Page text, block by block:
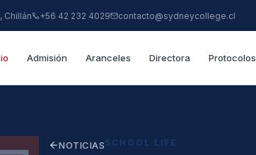
Chillán +56 42 232 4029 contacto@sydneycollege.cl
Admisión Aranceles Directora Protocolos
NOTICIASSCHOOL LIFE